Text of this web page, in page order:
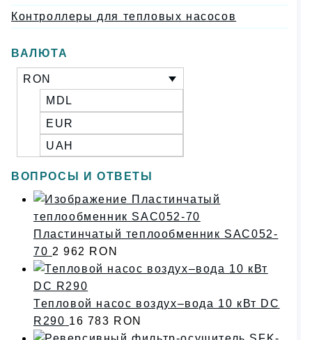
Контроллеры для тепловых насосов
ВАЛЮТА
RON
MDL
EUR
UAH
ВОПРОСЫ И ОТВЕТЫ
Пластинчатый теплообменник SAC052-
70 2 962 RON
Тепловой насос воздух–вода 10 кВт DC
R290 16 783 RON